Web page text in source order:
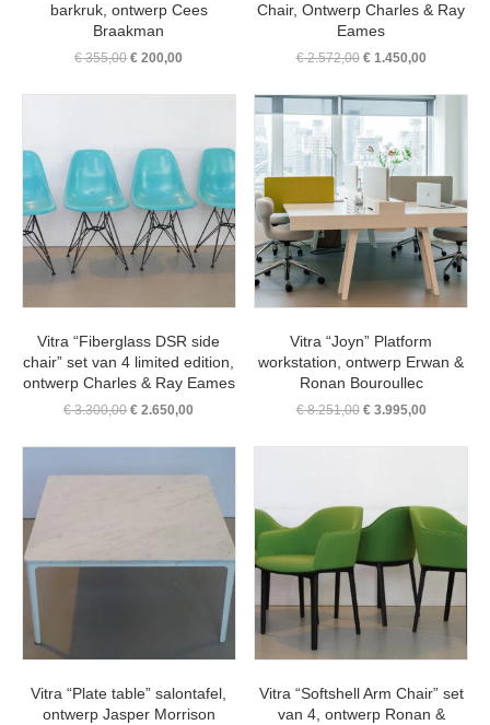
barkruk, ontwerp Cees
Braakman
€355,00Oorspronkelijke
was:
€ 200,00
is:
Chair, Ontwerp Charles & Ray
Eames
€2.572,00 Oorspronkelijke
was:
€ 2.572,00.
€1.450,00Huidige
is:
€
Vitra “Fiberglass DSR side
chair” set van 4 limited edition,
ontwerp Charles & Ray Eames
€3.300,00Oorspronkelijke
was:
€ 2.650,00
is:
Vitra “Joyn” Platform
workstation, ontwerp Erwan &
Ronan Bouroullec
€8.251,00 Oorspronkelijke
was:
€3.995,00Huidige
is:
Vitra “Plate table” salontafel,
ontwerp Jasper Morrison
Vitra “Softshell Arm Chair” set
van 4, ontwerp Ronan &